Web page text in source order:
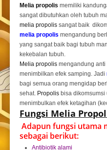
Melia propolis memiliki
sangat dibutuhkan oleh tubuh
melia propolis sangat baik
melia propolis mengandung
yang sangat baik bagi tubuh
kekebalan tubuh.
Melia propolis mengandung
menimbilkan efek samping. Jadi
bagi semua orang mengidap
sehat. Propolis bisa
menimbulkan efek ketagihan
Fungsi Melia
Adapun fungsi utama
sebagai berikut:
Antibiotik alami